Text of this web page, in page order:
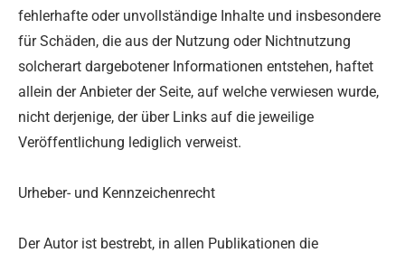
fehlerhafte oder unvollständige Inhalte und insbesondere
für Schäden, die aus der Nutzung oder Nichtnutzung
solcherart dargebotener Informationen entstehen, haftet
allein der Anbieter der Seite, auf welche verwiesen wurde,
nicht derjenige, der über Links auf die jeweilige
Veröffentlichung lediglich verweist.
Urheber- und Kennzeichenrecht
Der Autor ist bestrebt, in allen Publikationen die